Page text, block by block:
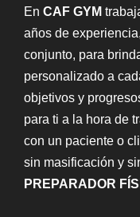
En CAF GYM
años de
conjunto, para
personalizado a
objetivos y
para ti a la hora de
con un paciente o
sin masificación y
PREPARADOR